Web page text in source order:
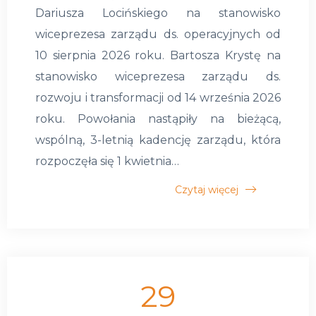
Dariusza Locińskiego na stanowisko
wiceprezesa zarządu ds. operacyjnych od
10 sierpnia 2026 roku. Bartosza Krystę na
stanowisko wiceprezesa zarządu ds.
rozwoju i transformacji od 14 września 2026
roku. Powołania nastąpiły na bieżącą,
wspólną, 3-letnią kadencję zarządu, która
rozpoczęła się 1 kwietnia…
Czytaj więcej
29